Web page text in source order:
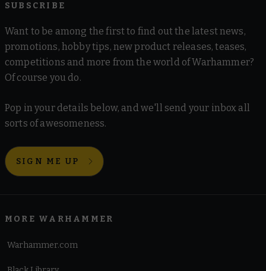
SUBSCRIBE
Want to be among the first to find out the latest news,
promotions, hobby tips, new product releases, teases,
competitions and more from the world of Warhammer?
Of course you do.
Pop in your details below, and we'll send your inbox all
sorts of awesomeness.
SIGN ME UP
MORE WARHAMMER
Warhammer.com